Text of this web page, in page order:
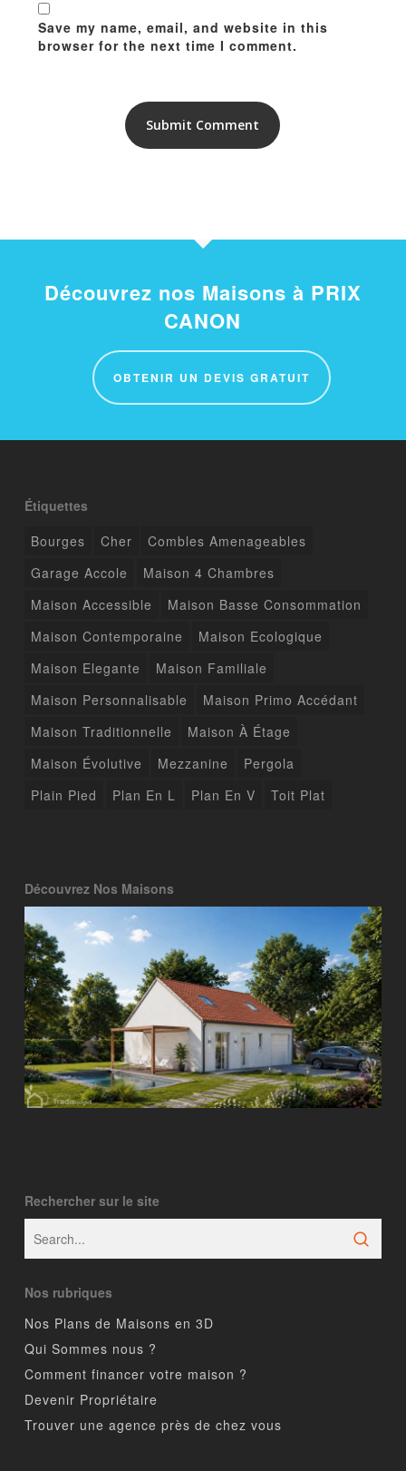
Save my name, email, and website in this
browser for the next time I comment.
Découvrez nos Maisons à PRIX
CANON
OBTENIR UN DEVIS GRATUIT
Étiquettes
Bourges
Cher
Combles Amenageables
Garage Accole
Maison 4 Chambres
Maison Accessible
Maison Basse Consommation
Maison Contemporaine
Maison Ecologique
Maison Elegante
Maison Familiale
Maison Personnalisable
Maison Primo Accédant
Maison Traditionnelle
Maison À Étage
Maison Évolutive
Mezzanine
Pergola
Plain Pied
Plan En L Plan En V Toit Plat
Découvrez Nos Maisons
Rechercher sur le site
Nos rubriques
Nos Plans de Maisons en 3D
Qui Sommes nous ?
Comment financer votre maison ?
Devenir Propriétaire
Trouver une agence près de chez vous